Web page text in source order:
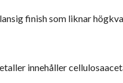
finish som liknar
innehåller